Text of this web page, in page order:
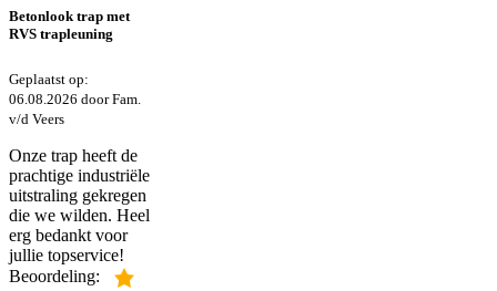
Betonlook trap met
RVS trapleuning
Geplaatst op:
06.08.2026 door Fam.
v/d Veers
Onze trap heeft de
prachtige industriële
uitstraling gekregen
die we wilden. Heel
erg bedankt voor
jullie topservice!
Beoordeling: